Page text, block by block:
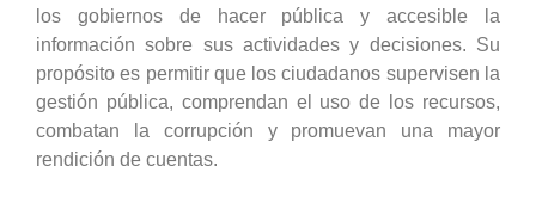
los gobiernos de hacer pública y accesible la
información sobre sus actividades y decisiones. Su
propósito es permitir que los ciudadanos supervisen la
gestión pública, comprendan el uso de los recursos,
combatan la corrupción y promuevan una mayor
rendición de cuentas.